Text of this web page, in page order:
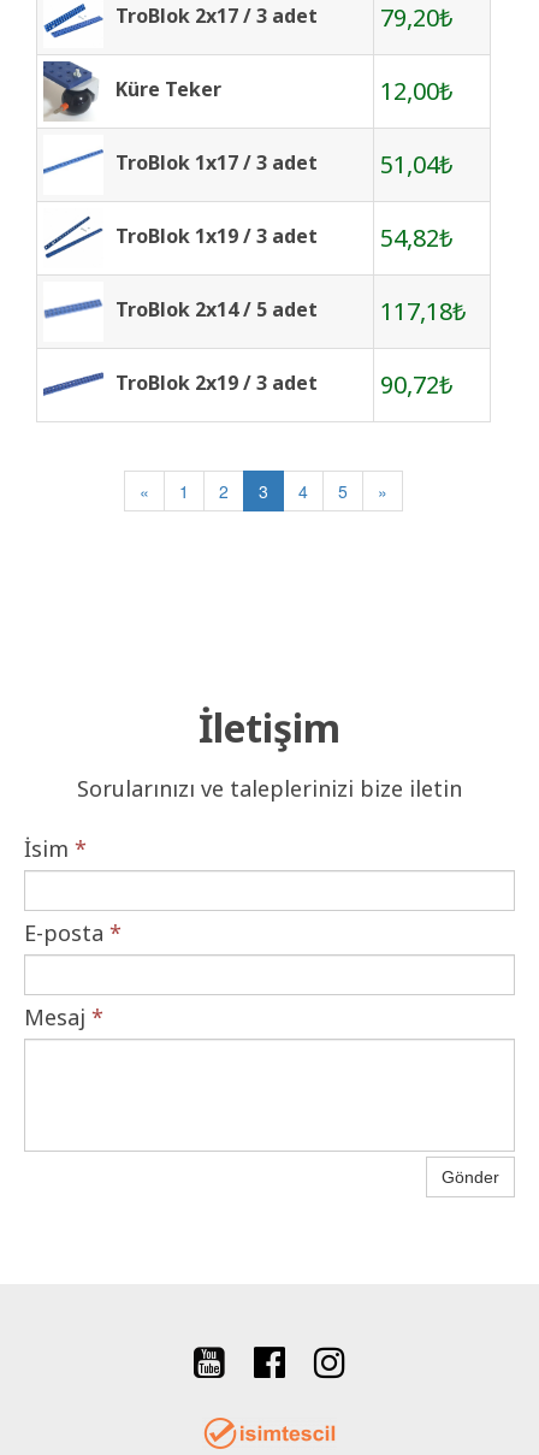
TroBlok 2x17 / 3 adet 79,20₺
Küre Teker 12,00₺
TroBlok 1x17 / 3 adet 51,04₺
TroBlok 1x19 / 3 adet 54,82₺
TroBlok 2x14 / 5 adet 117,18₺
TroBlok 2x19 / 3 adet 90,72₺
« 1 2 3 4 5 »
İletişim
Sorularınızı ve taleplerinizi bize iletin
İsim *
E-posta *
Mesaj *
Gönder
  